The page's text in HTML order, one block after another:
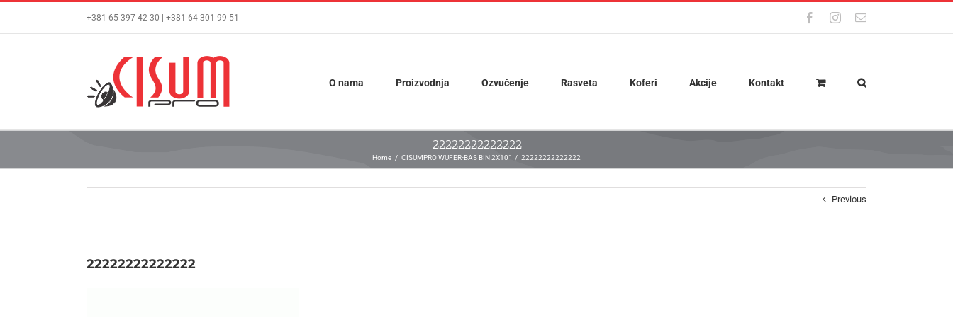
content
+381 65 397 42 30 | +381 64 301 99 51 FacebookInstagram
Email
O nama Proizvodnja Ozvučenje Rasveta Koferi Akcije Kontakt
22222222222222
Home CISUMPRO WUFER-BAS BIN 2X10“ 22222222222222
Previous
22222222222222